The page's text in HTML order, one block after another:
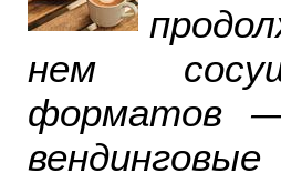
нем
форматов